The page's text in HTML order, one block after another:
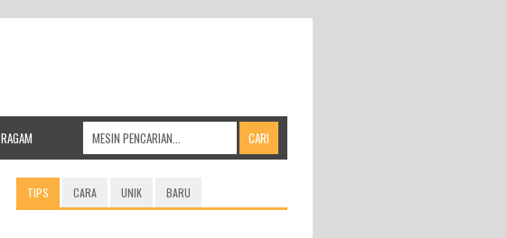
RAGAM
TIPS CARA UNIK BARU